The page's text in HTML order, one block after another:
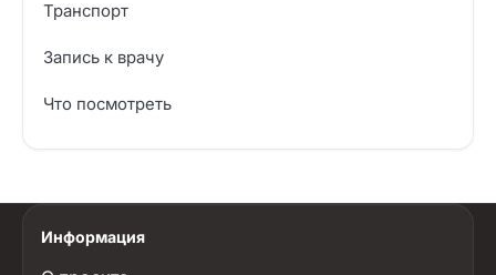
Транспорт
Запись к врачу
Что посмотреть
Информация